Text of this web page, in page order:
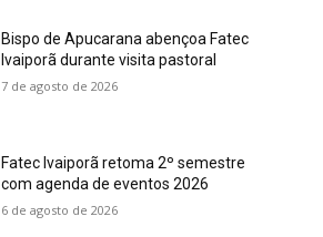
Bispo de Apucarana abençoa Fatec
Ivaiporã durante visita pastoral
7 de agosto de 2026
Fatec Ivaiporã retoma 2º semestre
com agenda de eventos 2026
6 de agosto de 2026